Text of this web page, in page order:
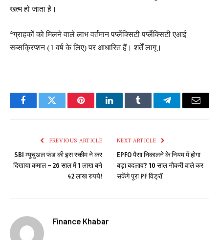
खत्म हो जाता है।
*ग्राहकों को मिलने वाले लाभ वर्तमान पर्प्लेक्सिटी पर्प्लेक्सिटी एआई
सब्सक्रिप्शन (1 वर्ष के लिए) पर आधारित हैं। शर्तें लागू।
FacebookTwitter PinterestLinkedInTumblr TelegramEmail
PREVIOUS ARTICLE
SBI म्यूचुअल फंड की इस स्कीम ने कर
दिखाया कमाल – 26 साल में 1 लाख बने
42 लाख रुपये!
NEXT ARTICLE
EPFO पैसा निकालने के नियम में होगा
बड़ा बदलाव? 10 साल नौकरी वाले कर
सकेंगे पूरा PF विड्रॉ
Finance Khabar